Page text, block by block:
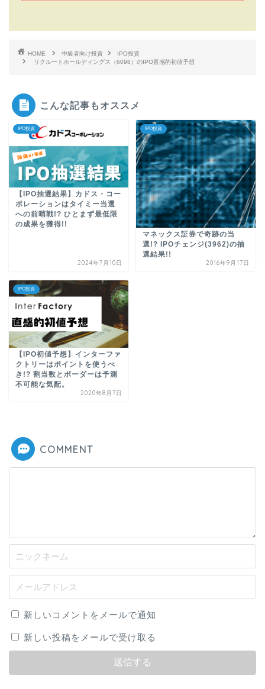
HOME 中級者向け投資
IPO投資
リクルートホールディングス（6098）のIPO直感的初値予想
こんな記事もオススメ
IPO投資
【IPO抽選結果】カドス・コー
ポレーションはタイミー当選
への前哨戦!? ひとまず最低限
の成果を獲得!!
2024年7月10日
IPO投資
マネックス証券で奇跡の当
選!? IPOチェンジ(3962)の抽
選結果!!
2016年9月17日
IPO投資
【IPO初値予想】インターファ
クトリーはポイントを使うべ
き!? 割当数とボーダーは予測
不可能な気配。
2020年8月7日
COMMENT
新しいコメントをメールで通知
新しい投稿をメールで受け取る